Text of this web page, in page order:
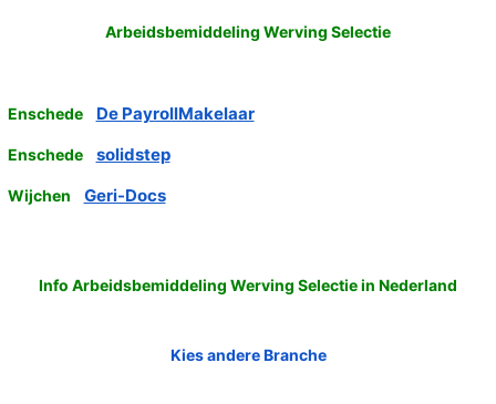
Arbeidsbemiddeling Werving Selectie
Enschede De PayrollMakelaar
Enschede solidstep
Wijchen Geri-Docs
Info Arbeidsbemiddeling Werving Selectie in Nederland
Kies andere Branche